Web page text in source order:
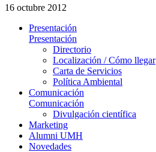
16 octubre 2012
Presentación
Presentación
Directorio
Localización / Cómo llegar
Carta de Servicios
Política Ambiental
Comunicación
Comunicación
Divulgación científica
Marketing
Alumni UMH
Novedades